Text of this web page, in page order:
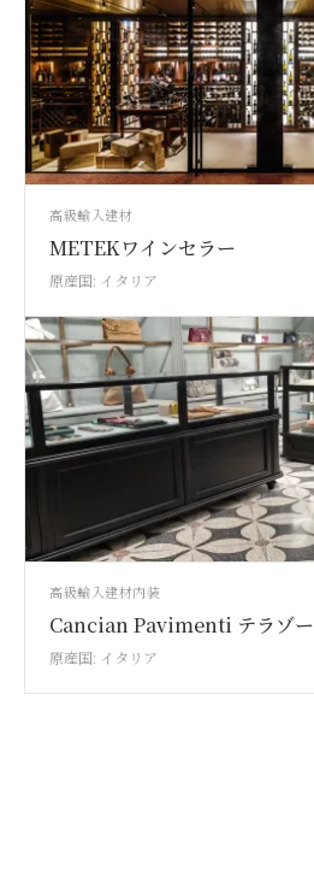
高級輸入建材
METEKワインセラー
原産国: イタリア
高級輸入建材内装
Cancian Pavimenti テラゾー
原産国: イタリア